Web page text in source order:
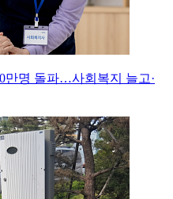
만명 돌파…사회복지 늘고·